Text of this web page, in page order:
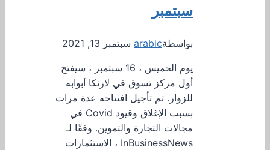
سبتمبر
بواسطةarabic سبتمبر 13, 2021
يوم الخميس ، 16 سبتمبر ، سيفتح
أول مركز تسوق في لارنكا أبوابه
للزوار. تم تأجيل افتتاحه عدة مرات
بسبب الإغلاق وقيود Covid في
مجالات التجارة والتموين. وفقًا لـ
InBusinessNews ، الاستثمارات